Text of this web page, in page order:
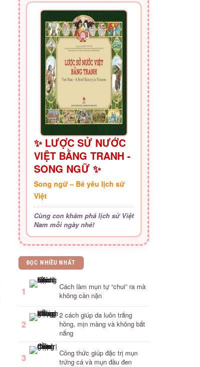
✨ LƯỢC SỬ NƯỚC
VIỆT BẰNG TRANH -
SONG NGỮ ✨
Song ngữ – Bé yêu lịch sử
Việt
Cùng con khám phá lịch sử Việt
Nam mỗi ngày nhé!
ĐỌC NHIỀU NHẤT
1
Cách làm mụn tự “chui” ra mà
không cần nặn
2
2 cách giúp da luôn trắng
hồng, mịn màng và không bắt
nắng
3
Công thức giúp đặc trị mụn
trứng cá và mụn đầu đen